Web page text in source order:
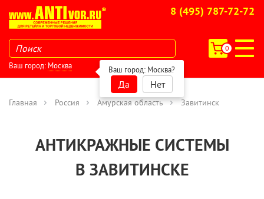
8 (495) 787-72-72
0
Ваш город: Москва Ваш город: Москва?
Да Нет
Главная Россия Амурская область Завитинск
АНТИКРАЖНЫЕ СИСТЕМЫ
В ЗАВИТИНСКЕ